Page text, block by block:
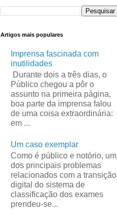
Artigos mais populares
Imprensa fascinada com
inutilidades
Durante dois a três dias, o
Público chegou a pôr o
assunto na primeira página,
boa parte da imprensa falou
de uma coisa extraordinária:
em ...
Um caso exemplar
Como é público e notório, um
dos principais problemas
relacionados com a transição
digital do sistema de
classificação dos exames
prendeu-se...